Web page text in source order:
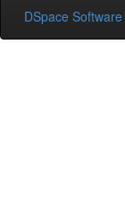
DSpace Software